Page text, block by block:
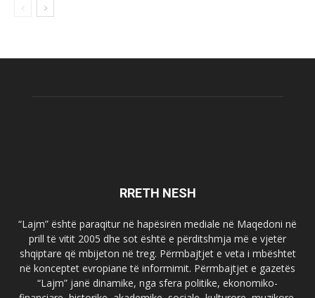
RRETH NESH
“Lajm” është paraqitur në hapësirën mediale në Maqedoni në
prill të vitit 2005 dhe sot është e përditshmja më e vjetër
shqiptare që mbijeton në treg. Përmbajtjet e veta i mbështet
në konceptet evropiane të informimit. Përmbajtjet e gazetës
“Lajm” janë dinamike, nga sfera politike, ekonomiko-